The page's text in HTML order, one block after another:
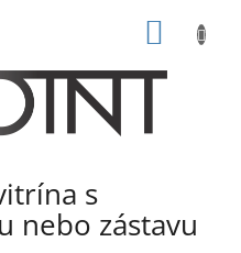
s
nebo zástavu